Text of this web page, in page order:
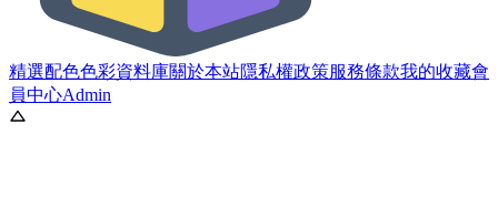
精選配色色彩資料庫關於本站隱私權政策服務條款我的收藏會
員中心Admin